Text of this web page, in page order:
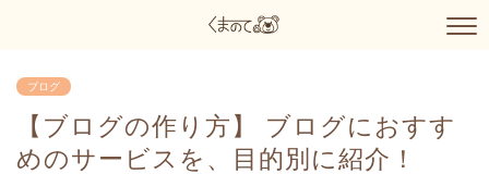
ブログ
【ブログの作り方】 ブログにおすす
めのサービスを、目的別に紹介！